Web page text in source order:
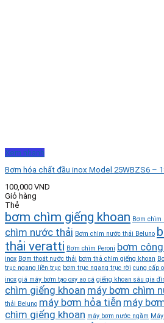
Xem nhanh
Bơm hóa chất đầu inox Model 25WBZS6 –
100,000 VND
Giỏ hàng
Thẻ
bơm chìm giếng khoan Bơm chìm
chìm nước thải Bơm chìm nước thải Beluno
thải veratti Bơm chìm Peroni bơm
inox Bơm thoát nước thải bơm thả chìm giếng khoan
trục ngang liền trục bơm trục ngang trục rời cung cấp
inox giá máy bơm tạo oxy ao cá giếng khoan sâu gia
chìm giếng khoan máy bơm chìm
thải Beluno máy bơm hỏa tiễn máy
chìm giếng khoan máy bơm nước ngầm